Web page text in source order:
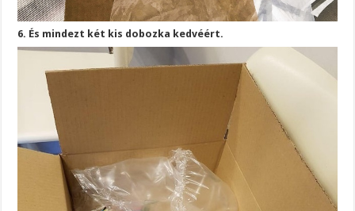
6. És mindezt két kis dobozka kedvéért.